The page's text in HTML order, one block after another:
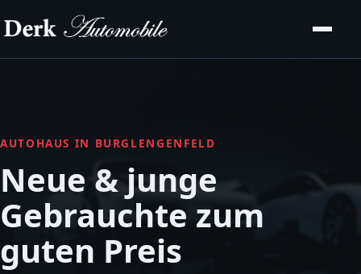
AUTOHAUS IN BURGLENGENFELD
Neue & junge
Gebrauchte zum
guten Preis